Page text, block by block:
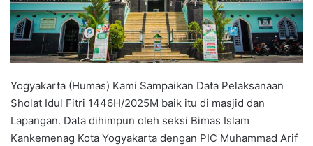
Yogyakarta (Humas) Kami Sampaikan Data Pelaksanaan
Sholat Idul Fitri 1446H/2025M baik itu di masjid dan
Lapangan. Data dihimpun oleh seksi Bimas Islam
Kankemenag Kota Yogyakarta dengan PIC Muhammad Arif